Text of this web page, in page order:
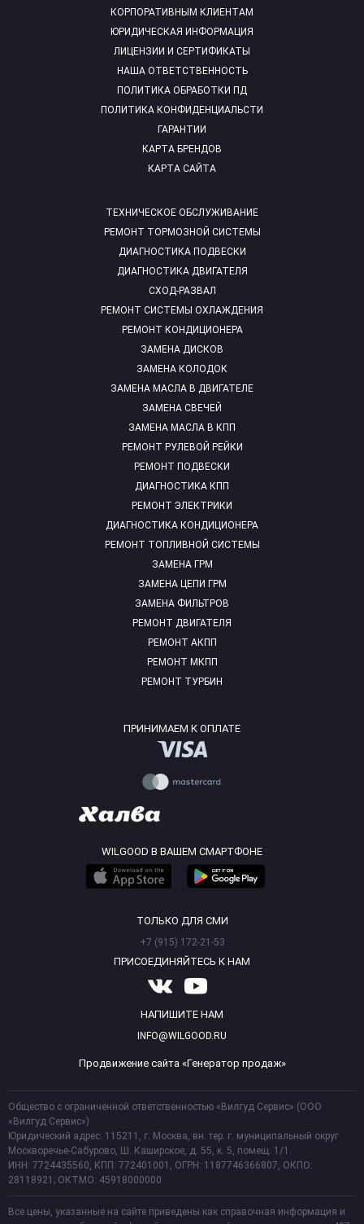
ТЕХНИЧЕСКОЕ ОБСЛУЖИВАНИЕ
РЕМОНТ ТОРМОЗНОЙ СИСТЕМЫ
ДИАГНОСТИКА ПОДВЕСКИ
ДИАГНОСТИКА ДВИГАТЕЛЯ
СХОД-РАЗВАЛ
РЕМОНТ СИСТЕМЫ ОХЛАЖДЕНИЯ
РЕМОНТ КОНДИЦИОНЕРА
ЗАМЕНА ДИСКОВ
ЗАМЕНА КОЛОДОК
ЗАМЕНА МАСЛА В ДВИГАТЕЛЕ
ЗАМЕНА СВЕЧЕЙ
ЗАМЕНА МАСЛА В КПП
РЕМОНТ РУЛЕВОЙ РЕЙКИ
РЕМОНТ ПОДВЕСКИ
ДИАГНОСТИКА КПП
РЕМОНТ ЭЛЕКТРИКИ
ДИАГНОСТИКА КОНДИЦИОНЕРА
РЕМОНТ ТОПЛИВНОЙ СИСТЕМЫ
ЗАМЕНА ГРМ
ЗАМЕНА ЦЕПИ ГРМ
ЗАМЕНА ФИЛЬТРОВ
РЕМОНТ ДВИГАТЕЛЯ
РЕМОНТ АКПП
РЕМОНТ МКПП
РЕМОНТ ТУРБИН
КОРПОРАТИВНЫМ КЛИЕНТАМ
ЮРИДИЧЕСКАЯ ИНФОРМАЦИЯ
ЛИЦЕНЗИИ И СЕРТИФИКАТЫ
НАША ОТВЕТСТВЕННОСТЬ
ПОЛИТИКА ОБРАБОТКИ ПД
ПОЛИТИКА КОНФИДЕНЦИАЛЬСТИ
ГАРАНТИИ
КАРТА БРЕНДОВ
КАРТА САЙТА
ПРИНИМАЕМ К ОПЛАТЕ
WILGOOD В ВАШЕМ СМАРТФОНЕ
ТОЛЬКО ДЛЯ СМИ
+7 (915) 172-21-53
ПРИСОЕДИНЯЙТЕСЬ К НАМ
НАПИШИТЕ НАМ
INFO@WILGOOD.RU
Продвижение сайта «Генератор продаж»
Общество с ограниченной ответственностью «Вилгуд Сервис» (ООО
«Вилгуд Сервис»)
Юридический адрес: 115211, г. Москва, вн. тер. г. муниципальный округ
Москворечье-Сабурово, Ш. Каширское, д. 55, к. 5, помещ. 1/1.
ИНН: 7724435560, КПП: 772401001, ОГРН: 1187746366807, ОКПО:
28118921; ОКТМО: 45918000000
Все цены, указанные на сайте приведены как справочная информация и